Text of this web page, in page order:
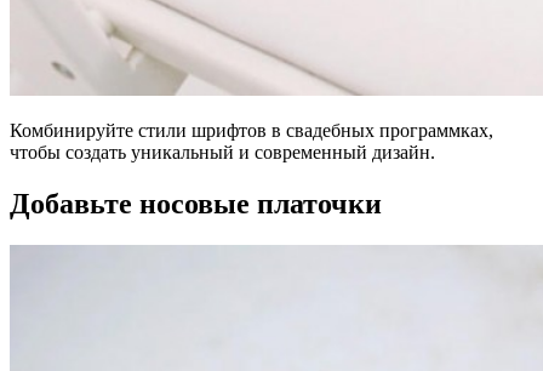
Комбинируйте стили шрифтов в свадебных программках,
чтобы создать уникальный и современный дизайн.
Добавьте носовые платочки